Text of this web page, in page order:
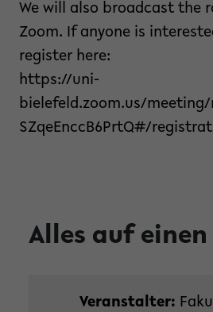
We will also broadcast the
Zoom. If anyone is
register here:
https://uni-
bielefeld.zoom.us/
SZqeEnccB6PrtQ#/
Alles auf
Veranstalter: